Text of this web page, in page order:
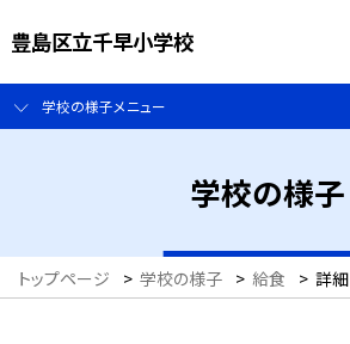
豊島区立千早小学校
学校の様子メニュー
学校の様子
トップページ > 学校の様子 > 給食 > 詳細